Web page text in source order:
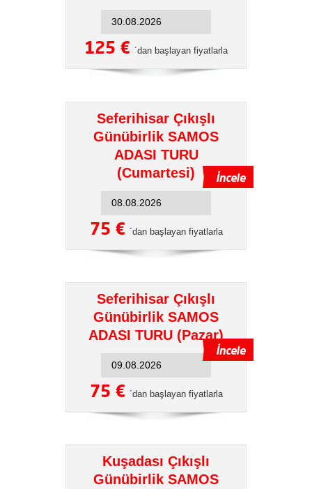
125 € ´dan başlayan fiyatlarla
Seferihisar Çıkışlı
Günübirlik SAMOS
ADASI TURU
(Cumartesi)
75 € ´dan başlayan fiyatlarla
Seferihisar Çıkışlı
Günübirlik SAMOS
ADASI TURU (Pazar)
75 € ´dan başlayan fiyatlarla
Kuşadası Çıkışlı
Günübirlik SAMOS